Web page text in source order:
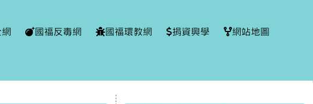
國福反毒網 國福環教網 捐資興學 網站地圖